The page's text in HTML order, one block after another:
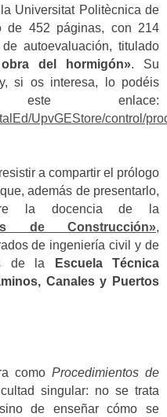
Universitat Politècnica de
de 452 páginas, con 214
autoevaluación, titulado
del hormigón». Su
si os interesa, lo podéis
enlace:
UpvGEStore/control/
a compartir el prólogo
además de presentarlo,
la docencia de la
de Construcción»,
de ingeniería civil y de
de la
Escuela Técnica
Canales y Puertos
como Procedimientos de
singular: no se trata
de enseñar cómo se